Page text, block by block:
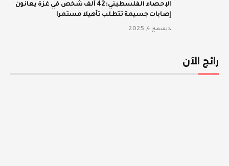
الإحصاء الفلسطيني: 42 ألف شخص في غزة يعانون
إصابات جسيمة تتطلب تأهيلا مستمرا
ديسمبر 4, 2025
رائج الآن